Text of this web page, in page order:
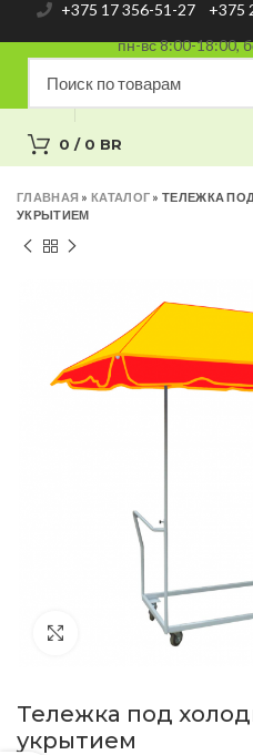
+375 17 356-51-27
+375
пн-вс 8:00-18:00,
0 / 0 BR
ГЛАВНАЯ »КАТАЛОГ »ТЕЛЕЖКА
УКРЫТИЕМ
Нажмите, чтобы
Тележка под
укрытием